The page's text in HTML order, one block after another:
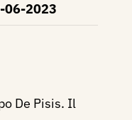
06-2023
De Pisis. Il